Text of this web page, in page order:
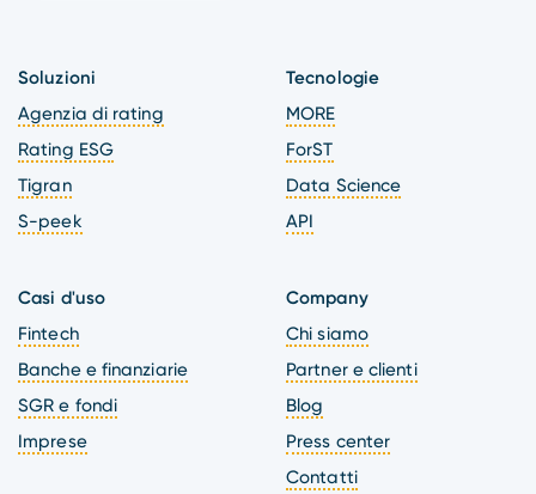
Soluzioni
Agenzia di rating
Rating ESG
Tigran
S-peek
Tecnologie
MORE
ForST
Data Science
API
Casi d'uso
Fintech
Banche e finanziarie
SGR e fondi
Imprese
Company
Chi siamo
Partner e clienti
Blog
Press center
Contatti